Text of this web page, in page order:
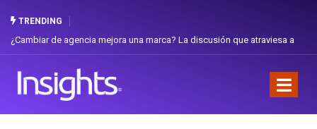
TRENDING
de agencia mejora una marca? La discusión que atraviesa a
Gabriela